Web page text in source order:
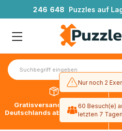
246 648 Puzzles auf
Gratisversand innerhalb
Deutschlands ab 49 € mit DPD
Nur noch 2
60 Besuch(e)
letzten 7